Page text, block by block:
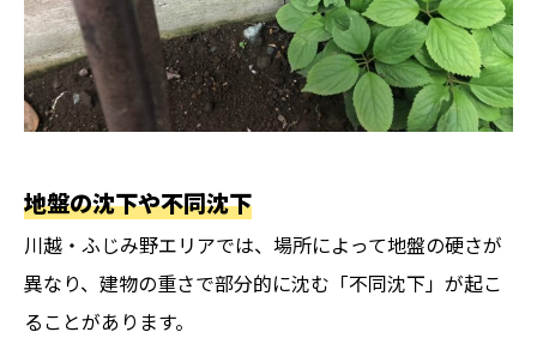
地盤の沈下や不同沈下
川越・ふじみ野エリアでは、場所によって地盤の硬さが
異なり、建物の重さで部分的に沈む「不同沈下」が起こ
ることがあります。